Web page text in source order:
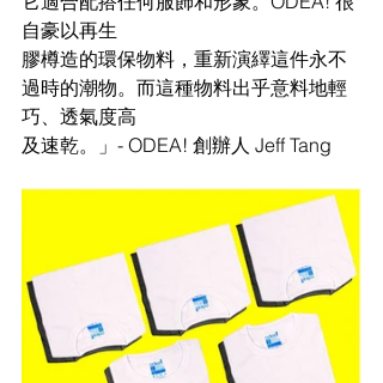
自豪以再生
膠樽造的環保物料，重新演繹這件永不
過時的潮物。而這種物料出乎意料地輕
巧、透氣度高
及速乾。」- ODEA! 創辦人 Jeff Tang